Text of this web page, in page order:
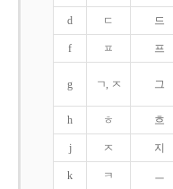
d ㄷ 드
f ㅍ 프
g ㄱ, ㅈ 그
h ㅎ 흐
j ㅈ 지
k ㅋ ㅡ